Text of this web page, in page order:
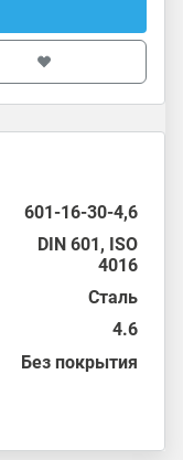
601-16-30-4,6
DIN 601, ISO
4016
Сталь
4.6
Без покрытия